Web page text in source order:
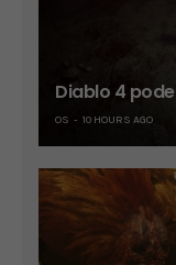
Diablo 4
OS 10 HOURS AGO